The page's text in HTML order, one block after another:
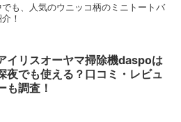
も、人気のウニッコ柄のミニトートバ
！
イリスオーヤマ掃除機daspoは
夜でも使える？口コミ・レビュ
も調査！